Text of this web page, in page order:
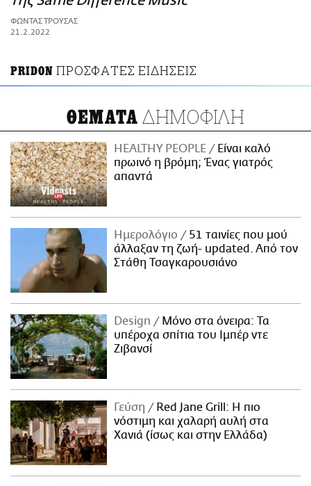
ΑΜΠΑ
PRINT
ΦΩΝΤΑΣ ΤΡΟΥΣΑΣ
21.2.2022
PRIDON ΠΡΟΣΦΑΤΕΣ ΕΙΔΗΣΕΙΣ
ΘΕΜΑΤΑ ΔΗΜΟΦΙΛΗ
HEALTHY PEOPLE
Είναι καλό
πρωινό η βρόμη; Ένας γιατρός
απαντά
Ημερολόγιο
51 ταινίες που μού
άλλαξαν τη ζωή- updated. Aπό τον
Στάθη Τσαγκαρουσιάνο
Design
Μόνο στα όνειρα: Τα
υπέροχα σπίτια του Ιμπέρ ντε
Ζιβανσί
Γεύση
Red Jane Grill: Η πιο
νόστιμη και χαλαρή αυλή στα
Χανιά (ίσως και στην Ελλάδα)